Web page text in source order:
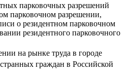
парковочных разрешений
парковочном разрешении,
о резидентном парковочном
резидентного парковочного
на рынке труда в городе
граждан в Российской